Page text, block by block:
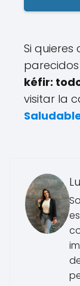
Si
kéfir:
visitar la